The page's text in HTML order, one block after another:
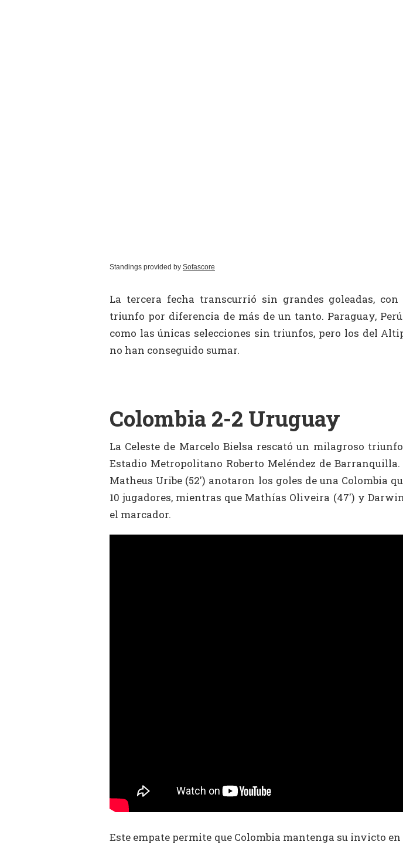
Standings provided by Sofascore
La tercera fecha transcurrió sin grandes goleadas,
triunfo por diferencia de más de un tanto. Paraguay,
como las únicas selecciones sin triunfos, pero los del
no han conseguido sumar.
Colombia 2-2 Uruguay
La Celeste de Marcelo Bielsa rescató un milagroso
Estadio Metropolitano Roberto Meléndez de Barranquilla.
Matheus Uribe (52′) anotaron los goles de una Colombia
10 jugadores, mientras que Mathías Oliveira (47′) y
el marcador.
Este empate permite que Colombia mantenga su invicto